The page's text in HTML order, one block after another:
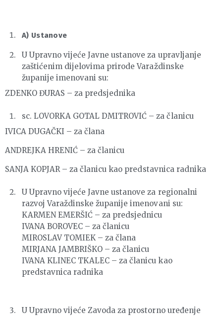
A) Ustanove
U Upravno vijeće Javne ustanove za upravljanje
zaštićenim dijelovima prirode Varaždinske
županije imenovani su:
ZDENKO ĐURAS – za predsjednika
sc. LOVORKA GOTAL DMITROVIĆ – za članicu
IVICA DUGAČKI – za člana
ANDREJKA HRENIĆ – za članicu
SANJA KOPJAR – za članicu kao predstavnica radnika
U Upravno vijeće Javne ustanove za regionalni
razvoj Varaždinske županije imenovani su:
KARMEN EMERŠIĆ – za predsjednicu
IVANA BOROVEC – za članicu
MIROSLAV TOMIEK – za člana
MIRJANA JAMBRIŠKO – za članicu
IVANA KLINEC TKALEC – za članicu kao
predstavnica radnika
U Upravno vijeće Zavoda za prostorno uređenje